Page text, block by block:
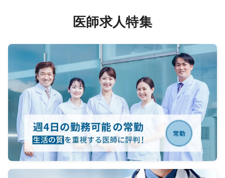
医師求人特集